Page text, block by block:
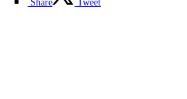
Share Tweet